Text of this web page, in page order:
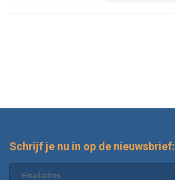
Schrijf je nu in op de nieuwsbrief: